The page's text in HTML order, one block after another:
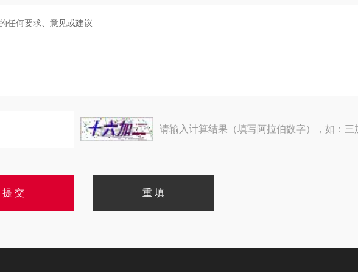
请输入计算结果（填写阿拉伯数字），如：三